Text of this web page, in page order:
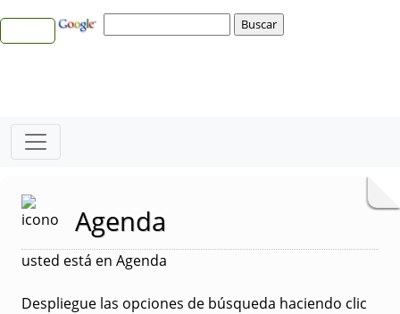
Agenda
usted está en Agenda
Despliegue las opciones de búsqueda haciendo clic